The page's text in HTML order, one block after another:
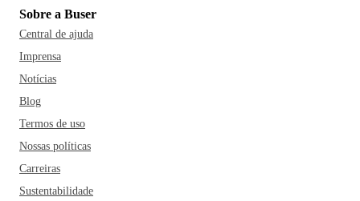
Sobre a Buser
Central de ajuda
Imprensa
Notícias
Blog
Termos de uso
Nossas políticas
Carreiras
Sustentabilidade